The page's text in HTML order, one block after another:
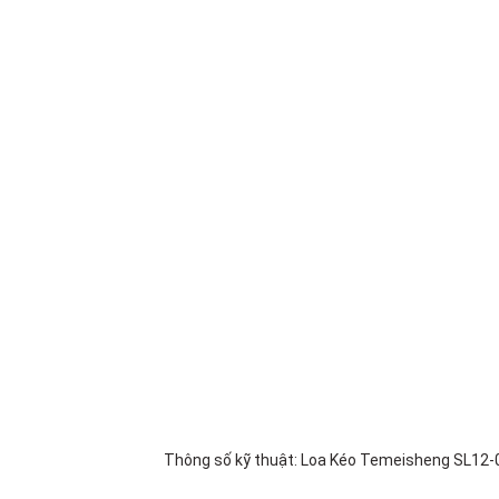
Thông số kỹ thuật: Loa Kéo Temeisheng SL12-